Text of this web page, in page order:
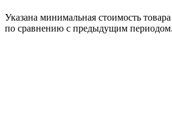
Указана минимальная стоимость
по сравнению с предыдущим периодом.